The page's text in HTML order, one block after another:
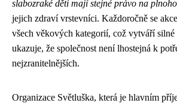
slabozraké děti mají stejné právo na
jejich zdraví vrstevníci. Každoročně se
všech věkových kategorií, což vytváří
ukazuje, že společnost není lhostejná k
nejzranitelnějších.
Organizace Světluška, která je hlavním